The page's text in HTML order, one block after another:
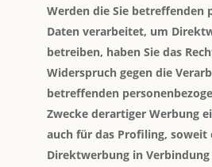
Werden die Sie betreffenden
Daten verarbeitet, um
betreiben, haben Sie das
Widerspruch gegen die
betreffenden
Zwecke derartiger Werbung
auch für das Profiling, soweit
Direktwerbung in